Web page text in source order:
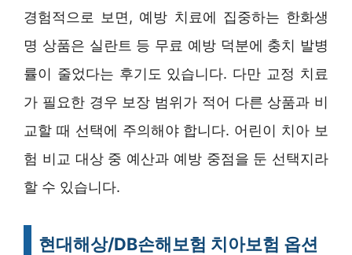
경험적으로 보면, 예방 치료에 집중하는 한화생
명 상품은 실란트 등 무료 예방 덕분에 충치 발병
률이 줄었다는 후기도 있습니다. 다만 교정 치료
가 필요한 경우 보장 범위가 적어 다른 상품과 비
교할 때 선택에 주의해야 합니다. 어린이 치아 보
험 비교 대상 중 예산과 예방 중점을 둔 선택지라
할 수 있습니다.
현대해상/DB손해보험 치아보험 옵션